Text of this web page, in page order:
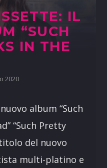
IL
“SUCH
IN THE
2020
album “Such
“Such Pretty
del nuovo
multi-platino e